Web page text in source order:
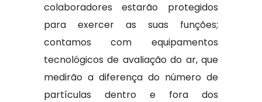
colaboradores estarão protegidos
para exercer as suas funções;
contamos com equipamentos
tecnológicos de avaliação do ar, que
medirão a diferença do número de
partículas dentro e fora dos